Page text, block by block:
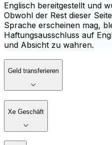
Englisch bereitgestellt und
Obwohl der Rest dieser
Sprache erscheinen mag,
Haftungsausschluss auf
und Absicht zu wahren.
Geld transferieren
Xe Geschäft